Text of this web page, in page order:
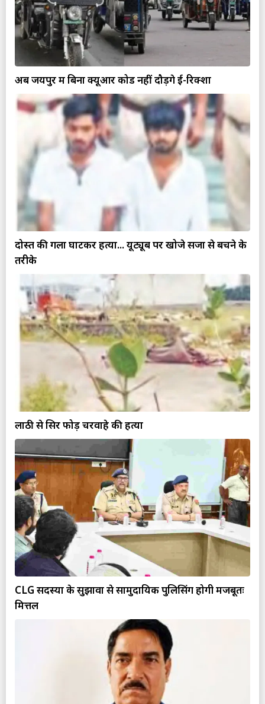
अब जयपुर में बिना क्यूआर कोड नहीं दौड़ेंगे ई-रिक्शा
दोस्त की गला घोंटकर हत्या... यूट्यूब पर खोजे सजा से बचने के
तरीके
लाठी से सिर फोड़ चरवाहे की हत्या
CLG सदस्यों के सुझावों से सामुदायिक पुलिसिंग होगी मजबूतः
मित्तल